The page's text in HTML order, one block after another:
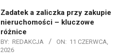
Zadatek a zaliczka przy zakupie
nieruchomości – kluczowe
różnice
BY: REDAKCJA ON: 11 CZERWCA,
2026